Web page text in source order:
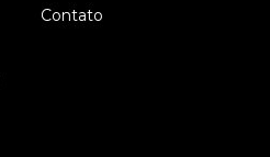
Contato